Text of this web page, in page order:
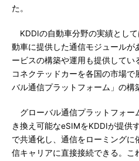
た。
KDDIの自動車分野の実績とし
動車に提供した通信モジュール
ービスの構築や運用も提供してい
コネクテッドカーを各国の市場
バル通信プラットフォーム」の構
グローバル通信プラットフォー
き換え可能なeSIMをKDDIが提供
で共通化し、通信をローミングに
信キャリアに直接接続できる。こ